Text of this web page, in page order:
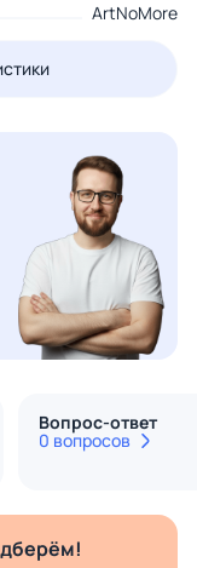
ArtNoMore
Вопрос-ответ
0 вопросов